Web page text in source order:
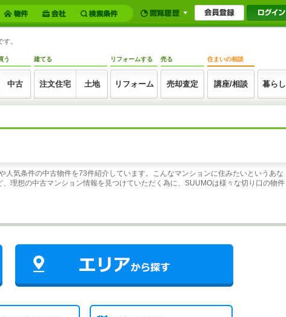
。
う
中古
建てる
注文住宅 土地
リフォームする
リフォーム
売る
売却査定
住まいの相談
講座/相談 暮らし
気条件の中古物件を73件紹介しています。こんなマンションに住みたいというあな
理想の中古マンション情報を見つけていただく為に、SUUMOは様々な切り口の物件